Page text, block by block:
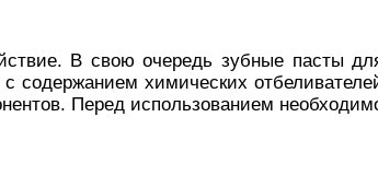
В свою очередь зубные пасты
содержанием химических
Перед использованием